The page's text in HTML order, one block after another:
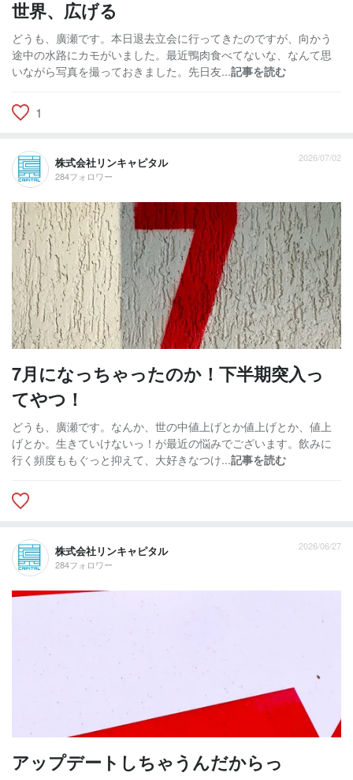
世界、広げる
どうも、廣瀬です。本日退去立会に行ってきたのですが、向かう
途中の水路にカモがいました。最近鴨肉食べてないな、なんて思
いながら写真を撮っておきました。先日友...記事を読む
1
株式会社リンキャピタル
284フォロワー
2026/07/02
7月になっちゃったのか！下半期突入っ
てやつ！
どうも、廣瀬です。なんか、世の中値上げとか値上げとか、値上
げとか。生きていけないっ！が最近の悩みでございます。飲みに
行く頻度ももぐっと抑えて、大好きなつけ...記事を読む
株式会社リンキャピタル
284フォロワー
2026/06/27
アップデートしちゃうんだからっ